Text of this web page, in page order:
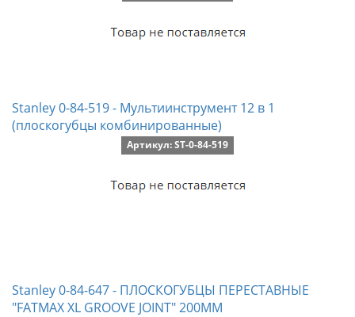
Stanley 0-84-519 - Мультиинструмент 12 в 1
(плоскогубцы комбинированные)
Артикул: ST-0-84-519
Stanley 0-84-647 - ПЛОСКОГУБЦЫ ПЕРЕСТАВНЫЕ
"FATMAX XL GROOVE JOINT" 200ММ